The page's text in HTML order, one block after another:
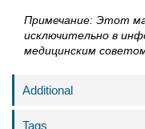
Примечание: Этот
исключительно в
медицинским
Additional
Tags